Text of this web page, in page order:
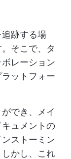
跡する場
そこで、タ
レーション
ットフォー
でき、メイ
ュメントの
ストーミン
かし、これ